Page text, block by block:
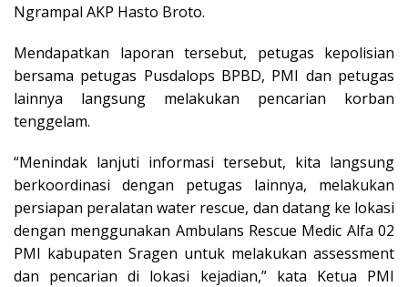
Ngrampal AKP Hasto Broto.
Mendapatkan laporan tersebut, petugas kepolisian
bersama petugas Pusdalops BPBD, PMI dan petugas
lainnya langsung melakukan pencarian korban
tenggelam.
“Menindak lanjuti informasi tersebut, kita langsung
berkoordinasi dengan petugas lainnya, melakukan
persiapan peralatan water rescue, dan datang ke lokasi
dengan menggunakan Ambulans Rescue Medic Alfa 02
PMI kabupaten Sragen untuk melakukan assessment
dan pencarian di lokasi kejadian,” kata Ketua PMI